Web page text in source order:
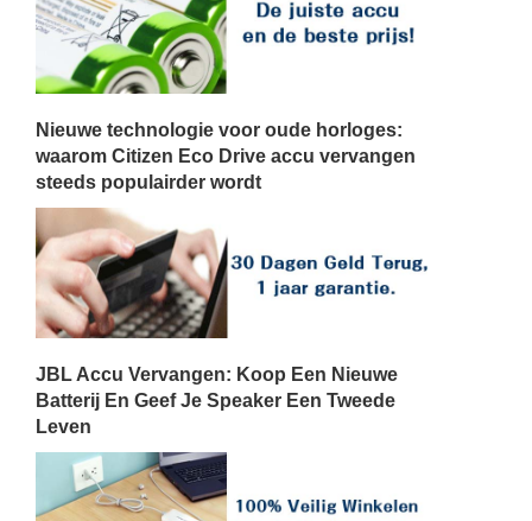
Nieuwe technologie voor oude horloges:
waarom Citizen Eco Drive accu vervangen
steeds populairder wordt
JBL Accu Vervangen: Koop Een Nieuwe
Batterij En Geef Je Speaker Een Tweede
Leven